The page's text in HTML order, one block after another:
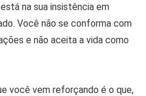
na sua insistência em
Você não se conforma com
e não aceita a vida como
você vem reforçando é o que,